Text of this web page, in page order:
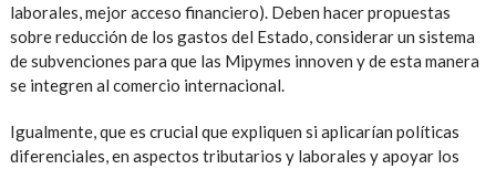
laborales, mejor acceso financiero). Deben hacer propuestas
sobre reducción de los gastos del Estado, considerar un sistema
de subvenciones para que las Mipymes innoven y de esta manera
se integren al comercio internacional.
Igualmente, que es crucial que expliquen si aplicarían políticas
diferenciales, en aspectos tributarios y laborales y apoyar los